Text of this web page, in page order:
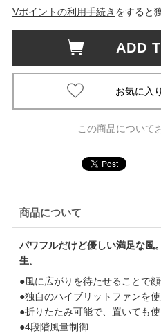
Vポイントの利用手続き をすると
ADD
この商品について
商品について
パワフルだけど優しい満足な風
生。
●風に広がりを待たせることで
●独自のハイブリットファンを
●折りたたみ可能で、置いても
●4段階風量制御